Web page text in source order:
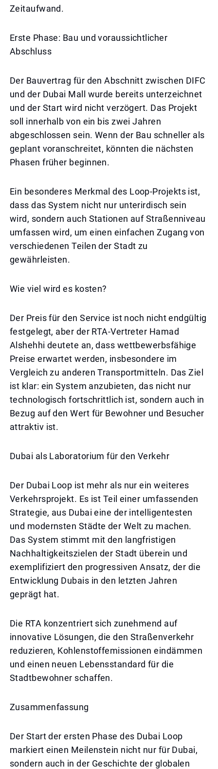
Zeitaufwand.
Erste Phase: Bau und voraussichtlicher
Abschluss
Der Bauvertrag für den Abschnitt zwischen DIFC
und der Dubai Mall wurde bereits unterzeichnet
und der Start wird nicht verzögert. Das Projekt
soll innerhalb von ein bis zwei Jahren
abgeschlossen sein. Wenn der Bau schneller als
geplant voranschreitet, könnten die nächsten
Phasen früher beginnen.
Ein besonderes Merkmal des Loop-Projekts ist,
dass das System nicht nur unterirdisch sein
wird, sondern auch Stationen auf Straßenniveau
umfassen wird, um einen einfachen Zugang von
verschiedenen Teilen der Stadt zu
gewährleisten.
Wie viel wird es kosten?
Der Preis für den Service ist noch nicht endgültig
festgelegt, aber der RTA-Vertreter Hamad
Alshehhi deutete an, dass wettbewerbsfähige
Preise erwartet werden, insbesondere im
Vergleich zu anderen Transportmitteln. Das Ziel
ist klar: ein System anzubieten, das nicht nur
technologisch fortschrittlich ist, sondern auch in
Bezug auf den Wert für Bewohner und Besucher
attraktiv ist.
Dubai als Laboratorium für den Verkehr
Der Dubai Loop ist mehr als nur ein weiteres
Verkehrsprojekt. Es ist Teil einer umfassenden
Strategie, aus Dubai eine der intelligentesten
und modernsten Städte der Welt zu machen.
Das System stimmt mit den langfristigen
Nachhaltigkeitszielen der Stadt überein und
exemplifiziert den progressiven Ansatz, der die
Entwicklung Dubais in den letzten Jahren
geprägt hat.
Die RTA konzentriert sich zunehmend auf
innovative Lösungen, die den Straßenverkehr
reduzieren, Kohlenstoffemissionen eindämmen
und einen neuen Lebensstandard für die
Stadtbewohner schaffen.
Zusammenfassung
Der Start der ersten Phase des Dubai Loop
markiert einen Meilenstein nicht nur für Dubai,
sondern auch in der Geschichte der globalen